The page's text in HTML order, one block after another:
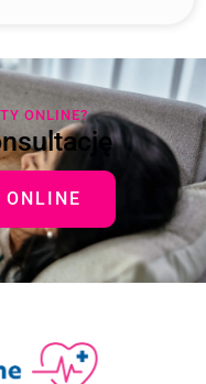
ONLINE?
ONLINE